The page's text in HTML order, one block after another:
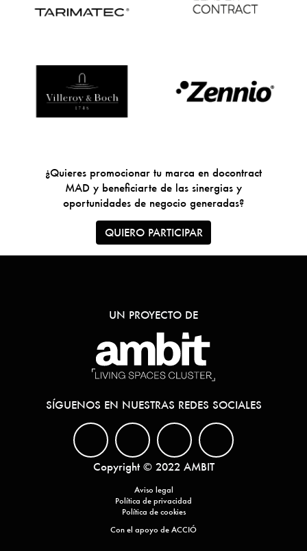
¿Quieres promocionar tu marca en docontract
MAD y beneficiarte de las sinergias y
oportunidades de negocio generadas?
QUIERO PARTICIPAR
UN PROYECTO DE
SÍGUENOS EN NUESTRAS REDES SOCIALES
Copyright © 2022 AMBIT
Aviso legal
Política de privacidad
Política de cookies
Con el apoyo de ACCIÓ